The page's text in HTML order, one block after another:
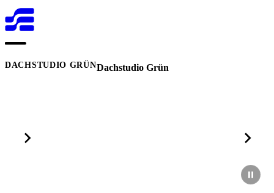
Open menu
DACHSTUDIO GRÜNDachstudio Grün